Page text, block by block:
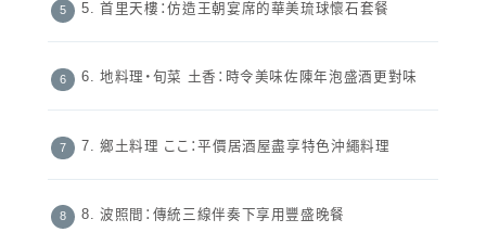
5. 首里天樓：仿造王朝宴席的華美琉球懷石套餐
6. 地料理・旬菜 土香：時令美味佐陳年泡盛酒更對味
7. 鄉土料理 ここ：平價居酒屋盡享特色沖繩料理
8. 波照間：傳統三線伴奏下享用豐盛晚餐